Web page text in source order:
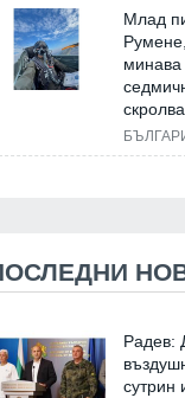
Млад
минава
Радев:
сутрин